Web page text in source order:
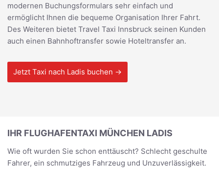
modernen Buchungsformulars sehr einfach und
ermöglicht Ihnen die bequeme Organisation Ihrer Fahrt.
Des Weiteren bietet Travel Taxi Innsbruck seinen Kunden
auch einen Bahnhoftransfer sowie Hoteltransfer an.
Jetzt Taxi nach Ladis buchen →
IHR FLUGHAFENTAXI MÜNCHEN LADIS
Wie oft wurden Sie schon enttäuscht? Schlecht geschulte
Fahrer, ein schmutziges Fahrzeug und Unzuverlässigkeit.